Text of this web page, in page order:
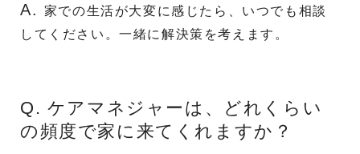
A.
家での生活が大変に感じたら、いつでも相談
してください。一緒に解決策を考えます。
Q. ケアマネジャーは、どれくらい
の頻度で家に来てくれますか？